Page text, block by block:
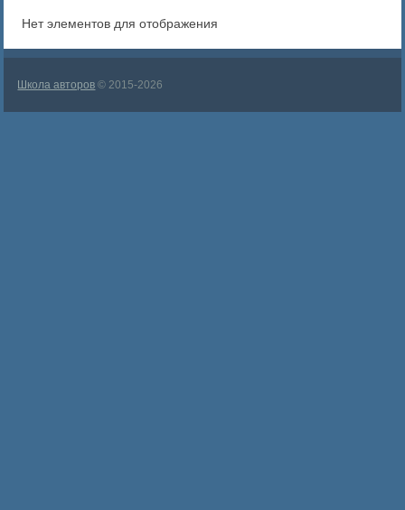
Нет элементов для отображения
Школа авторов © 2015-2026